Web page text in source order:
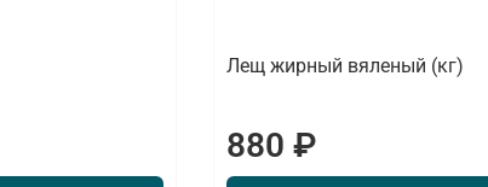
Лещ жирный вяленый (кг)
880 ₽